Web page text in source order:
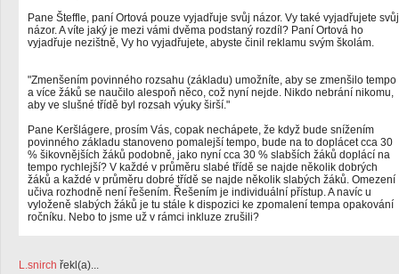
Pane Šteffle, paní Ortová pouze vyjadřuje svůj názor. Vy také vyjadřujete svůj
názor. A víte jaký je mezi vámi dvěma podstaný rozdíl? Paní Ortová ho
vyjadřuje nezištně, Vy ho vyjadřujete, abyste činil reklamu svým školám.
"Zmenšením povinného rozsahu (základu) umožníte, aby se zmenšilo tempo
a více žáků se naučilo alespoň něco, což nyní nejde. Nikdo nebrání nikomu,
aby ve slušné třídě byl rozsah výuky širší."
Pane Keršlágere, prosím Vás, copak nechápete, že když bude snížením
povinného základu stanoveno pomalejší tempo, bude na to doplácet cca 30
% šikovnějších žáků podobně, jako nyní cca 30 % slabších žáků doplácí na
tempo rychlejší? V každé v průměru slabé třídě se najde několik dobrých
žáků a každé v průměru dobré třídě se najde několik slabých žáků. Omezení
učiva rozhodně není řešením. Řešením je individuální přístup. A navíc u
vyloženě slabých žáků je tu stále k dispozici ke zpomalení tempa opakování
ročníku. Nebo to jsme už v rámci inkluze zrušili?
L.snirch řekl(a)...